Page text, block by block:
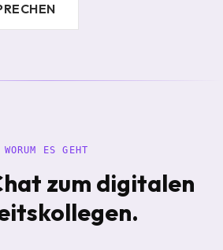
WORUM ES GEHT
zum digitalen